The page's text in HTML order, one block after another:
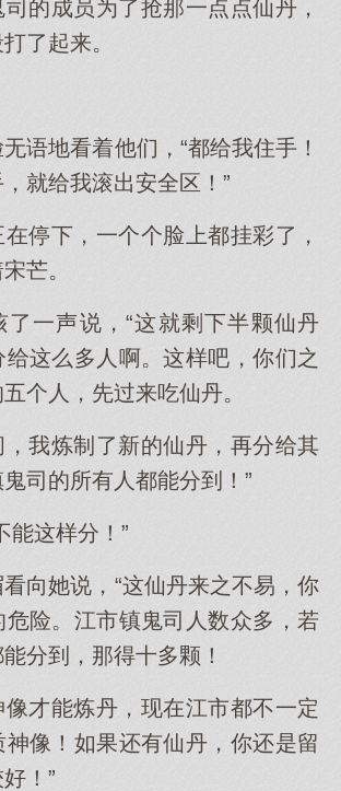
的成员为了抢那一点点仙丹，
了起来。
语地看着他们，“都给我住手！
就给我滚出安全区！”
停下，一个个脸上都挂彩了，
芒。
了一声说，“这就剩下半颗仙丹
这么多人啊。这样吧，你们之
个人，先过来吃仙丹。
，我炼制了新的仙丹，再分给其
司的所有人都能分到！”
能这样分！”
向她说，“这仙丹来之不易，你
危险。江市镇鬼司人数众多，若
分到，那得十多颗！
像才能炼丹，现在江市都不一定
像！如果还有仙丹，你还是留
！”